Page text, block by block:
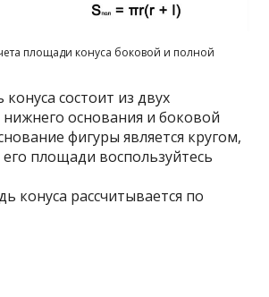
площади конуса боковой и полной
состоит из двух
нижнего основания и боковой
фигуры является кругом,
площади воспользуйтесь
конуса рассчитывается по